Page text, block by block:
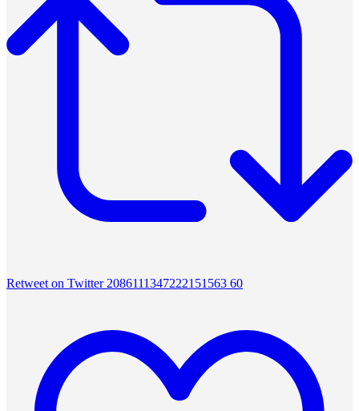
Retweet on Twitter 2086111347222151563 60